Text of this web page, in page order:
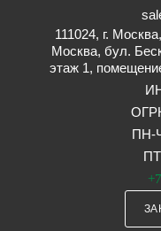
111024, г.
Москва, бул.
этаж 1,
ПН-